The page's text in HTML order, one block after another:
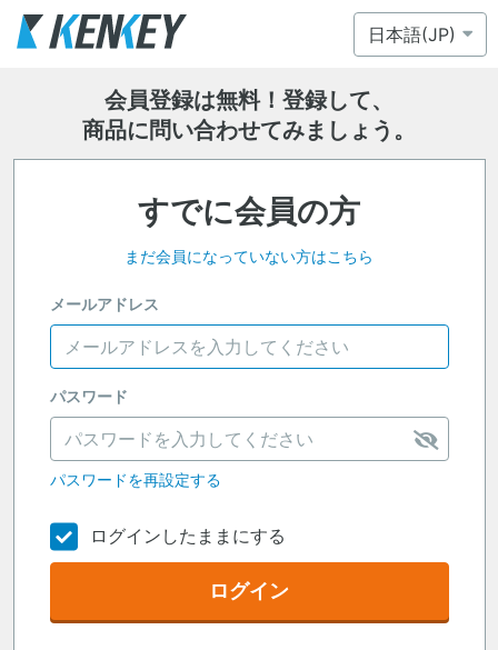
会員登録は無料！登録して、
商品に問い合わせてみましょう。
すでに会員の方
まだ会員になっていない方はこちら
メールアドレス
パスワード
パスワードを再設定する
ログインしたままにする
ログイン